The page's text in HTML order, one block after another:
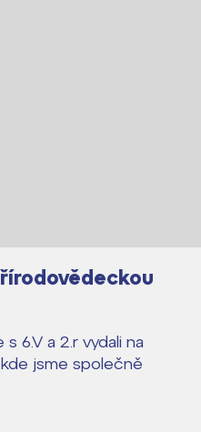
6.V a 2.r vydali na
jsme společně